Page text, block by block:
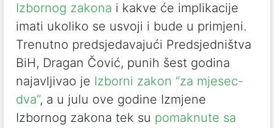
Izbornog zakona i kakve će implikacije
imati ukoliko se usvoji i bude u primjeni.
Trenutno predsjedavajući Predsjedništva
BiH, Dragan Čović, punih šest godina
najavljivao je Izborni zakon “za mjesec-
dva”, a u julu ove godine Izmjene
Izbornog zakona tek su pomaknute sa